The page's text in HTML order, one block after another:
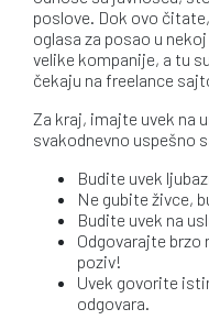
poslove. Dok ovo
oglasa za posao u
velike kompanije, a tu
čekaju na freelance
Za kraj, imajte uvek na
svakodnevno uspešno
Budite uvek
Ne gubite živce,
Budite uvek na
Odgovarajte brzo
poziv!
Uvek govorite
odgovara.